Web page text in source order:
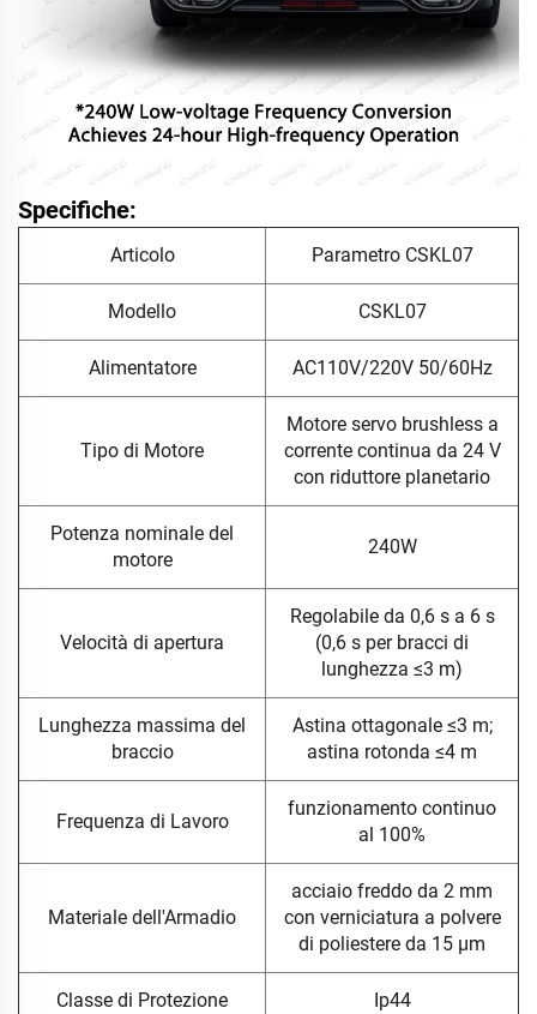
Specifiche:
Articolo Parametro CSKL07
Modello CSKL07
Alimentatore AC110V/220V 50/60Hz
Tipo di Motore
Motore servo brushless a
corrente continua da 24 V
con riduttore planetario
Potenza nominale del
motore
240W
Velocità di apertura
Regolabile da 0,6 s a 6 s
(0,6 s per bracci di
lunghezza ≤3 m)
Lunghezza massima del
braccio
Astina ottagonale ≤3 m;
astina rotonda ≤4 m
Frequenza di Lavoro
funzionamento continuo
al 100%
Materiale dell'Armadio
acciaio freddo da 2 mm
con verniciatura a polvere
di poliestere da 15 μm
Classe di Protezione Ip44